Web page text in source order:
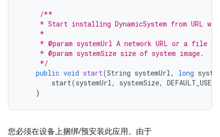
/**
* Start installing DynamicSystem from URL
     *
* @param systemUrl A network URL or a file
     * @param systemSize size of system image.
     */
public void start(String systemUrl, long
start(systemUrl, systemSize,
}
您必须在设备上捆绑/预安装此应用。由于